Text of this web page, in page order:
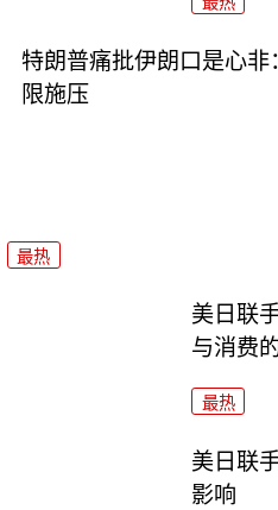
特朗普痛批伊朗口是心
限施压
最热
美日联
与消费
最热
美日联
影响